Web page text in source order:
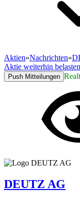
Aktien»Nachrichten»
Aktie weiterhin belasten
Push Mitteilungen
DEUTZ AG